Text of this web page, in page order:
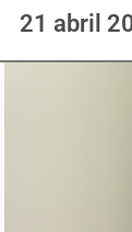
21 abril